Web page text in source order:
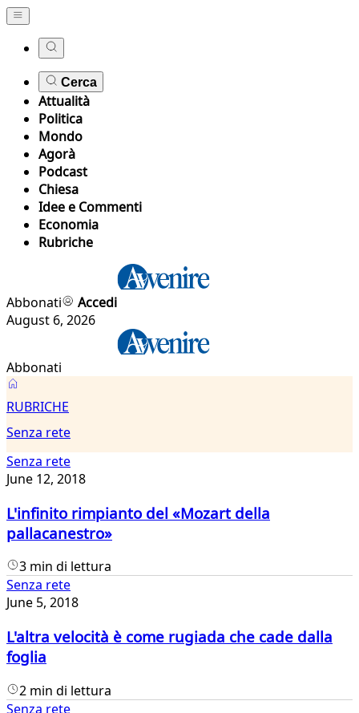
Cerca
Attualità
Politica
Mondo
Agorà
Podcast
Chiesa
Idee e Commenti
Economia
Rubriche
Abbonati
Accedi
August 6, 2026
Abbonati
Senza
rete
RUBRICHE
Senza rete
Senza rete
June 12, 2018
L'infinito rimpianto del «Mozart della
pallacanestro»
3 min di lettura
Senza rete
June 5, 2018
L'altra velocità è come rugiada che cade dalla
foglia
2 min di lettura
Senza rete